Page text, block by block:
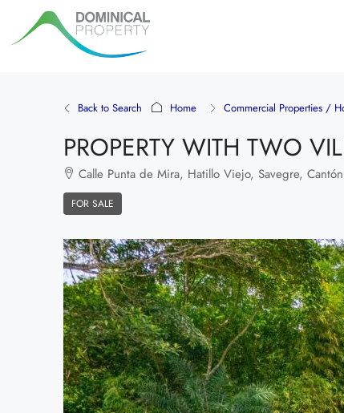
Back to Search Home Commercial Properties /
PROPERTY WITH TWO
Calle Punta de Mira, Hatillo Viejo, Savegre,
FOR SALE